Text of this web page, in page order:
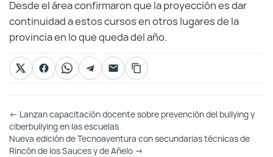
Desde el área confirmaron que la proyección es dar
continuidad a estos cursos en otros lugares de la
provincia en lo que queda del año.
Otras
Entradas
← Lanzan capacitación docente sobre prevención del bullying y
ciberbullying en las escuelas
Nueva edición de Tecnoaventura con secundarias técnicas de
Rincón de los Sauces y de Añelo →